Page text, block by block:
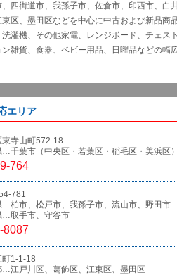
四街道市、我孫子市、佐倉市、印西市、白
区、墨田区などを中心に中古および新品商
濯機、その他家電、レンジボード、チェス
雑貨、食器、ベビー用品、日曜品などの幅
エリア
寺山町572-18
千葉市（中央区・若葉区・稲毛区・美浜区
764
781
…柏市、松戸市、我孫子市、流山市、野田市
市、守谷市
8087
町1-1-18
江戸川区、葛飾区、江東区、墨田区